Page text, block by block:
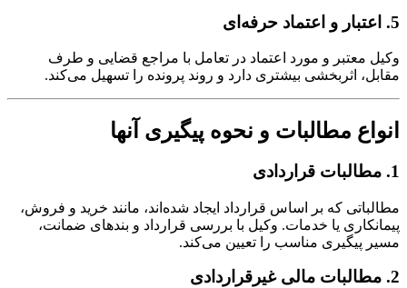
5. اعتبار و اعتماد حرفه‌ای
وکیل معتبر و مورد اعتماد در تعامل با مراجع قضایی و طرف
مقابل، اثربخشی بیشتری دارد و روند پرونده را تسهیل می‌کند.
انواع مطالبات و نحوه پیگیری آنها
1. مطالبات قراردادی
مطالباتی که بر اساس قرارداد ایجاد شده‌اند، مانند خرید و فروش،
پیمانکاری یا خدمات. وکیل با بررسی قرارداد و بندهای ضمانت،
مسیر پیگیری مناسب را تعیین می‌کند.
2. مطالبات مالی غیرقراردادی